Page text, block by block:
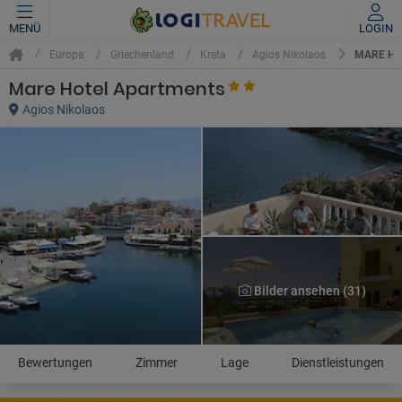
MENÜ LOGIN
Europa Griechenland Kreta Agios Nikolaos MARE
Mare Hotel Apartments
Agios Nikolaos
Bilder ansehen (31)
Bewertungen Zimmer Lage Dienstleistungen